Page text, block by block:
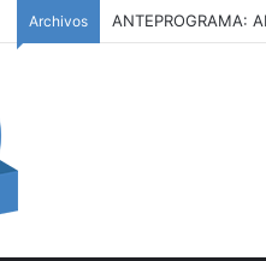
Archivos